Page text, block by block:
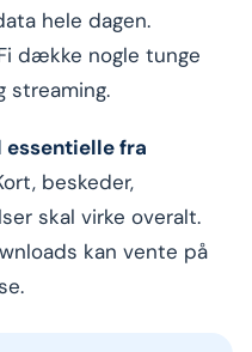
hele dagen.
dække nogle tunge
streaming.
essentielle fra
beskeder,
skal virke overalt.
kan vente på